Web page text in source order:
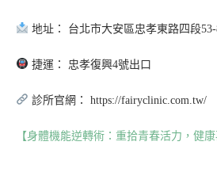
地址： 台北市大安區忠孝東路四段
捷運： 忠孝復興4號出口
診所官網： https://fairyclinic.com.tw/
【身體機能逆轉術：重拾青春活力，健康